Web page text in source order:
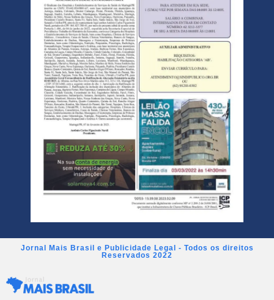
Jornal Mais Brasil e Publicidade Legal - Todos os direitos
Reservados 2022